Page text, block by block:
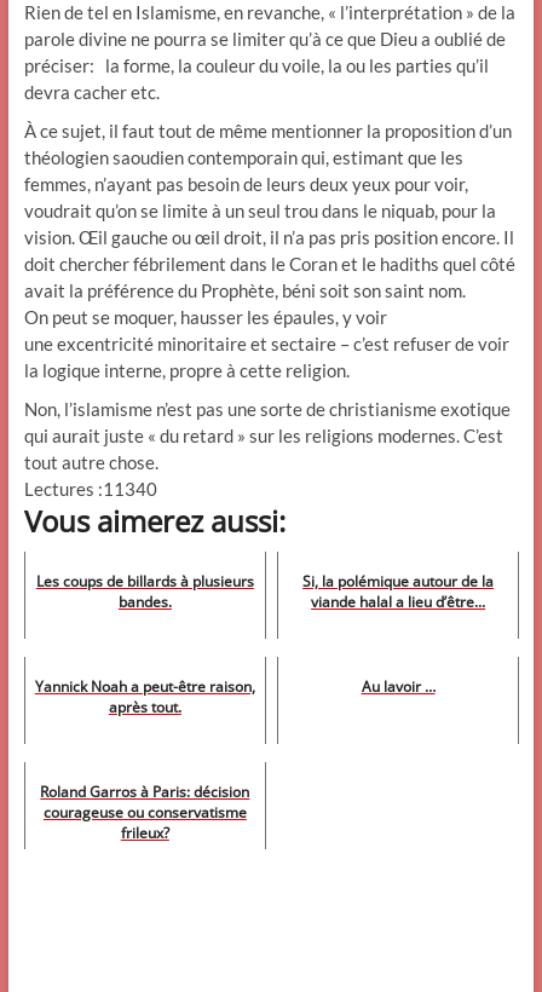
Rien de tel en Islamisme, en revanche, « l’interprétation » de la
parole divine ne pourra se limiter qu’à ce que Dieu a oublié de
préciser: la forme, la couleur du voile, la ou les parties qu’il
devra cacher etc.
À ce sujet, il faut tout de même mentionner la proposition d’un
théologien saoudien contemporain qui, estimant que les
femmes, n’ayant pas besoin de leurs deux yeux pour voir,
voudrait qu’on se limite à un seul trou dans le niquab, pour la
vision. Œil gauche ou œil droit, il n’a pas pris position encore. Il
doit chercher fébrilement dans le Coran et le hadiths quel côté
avait la préférence du Prophète, béni soit son saint nom.
On peut se moquer, hausser les épaules, y voir
une excentricité minoritaire et sectaire – c’est refuser de voir
la logique interne, propre à cette religion.
Non, l’islamisme n’est pas une sorte de christianisme exotique
qui aurait juste « du retard » sur les religions modernes. C’est
tout autre chose.
Lectures :11340
Vous aimerez aussi:
Les coups de billards à plusieurs
bandes.
Si, la polémique autour de la
viande halal a lieu d’être...
Yannick Noah a peut-être raison,
après tout.
Au lavoir …
Roland Garros à Paris: décision
courageuse ou conservatisme
frileux?